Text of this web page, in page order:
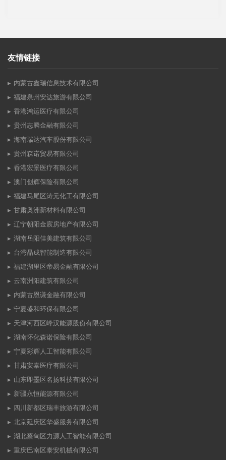
友情链接
内蒙古鑫瑞信息技术有限公司
福建泉州安达旅游有限公司
香港鸿运医疗有限公司
贵州志腾金融有限公司
海南瑞达汽车股份有限公司
贵州森诺贸易有限公司
香港宏景医疗有限公司
澳门创辉保险有限公司
福建马尾区涛元化工有限公司
甘肃奥洲新材料有限公司
辽宁朝阳金宸房地产有限公司
湖南岳阳佳美建筑有限公司
台湾晶成智能制造有限公司
福建湖里区帝易金融有限公司
云南洲阳建筑有限公司
内蒙古恩谦金融有限公司
宁夏盛和环保有限公司
天津河西区峰汉能源股份有限公司
湖南怀化森诺保险有限公司
宁夏彩辉人工智能有限公司
甘肃安泰医疗有限公司
山东即墨区名扬科技有限公司
新疆永恒能源有限公司
四川新都区瑞丰旅游有限公司
北京延庆区华盛服务有限公司
湖北蔡甸区力源人工智能有限公司
重庆巴南区泰安机械有限公司